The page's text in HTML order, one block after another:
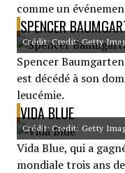
comme un
SPENCER
Crédit: Credit: Getty
Spencer
est décédé à son
leucémie.
VIDA BLUE
Crédit: Credit: Getty
Vida Blue, qui a
mondiale trois ans